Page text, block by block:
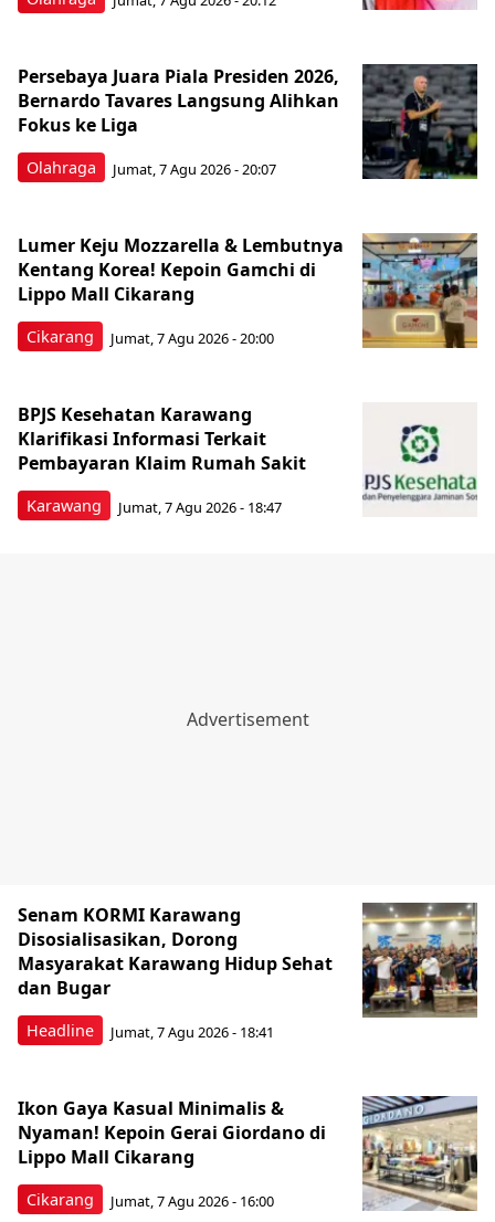
Olahraga
Persebaya Juara Piala Presiden 2026,
Bernardo Tavares Langsung Alihkan
Fokus ke Liga
Jumat, 7 Agu 2026 - 20:07
Cikarang
Lumer Keju Mozzarella & Lembutnya
Kentang Korea! Kepoin Gamchi di
Lippo Mall Cikarang
Jumat, 7 Agu 2026 - 20:00
Karawang
BPJS Kesehatan Karawang
Klarifikasi Informasi Terkait
Pembayaran Klaim Rumah Sakit
Jumat, 7 Agu 2026 - 18:47
Headline
Senam KORMI Karawang
Disosialisasikan, Dorong
Masyarakat Karawang Hidup Sehat
dan Bugar
Jumat, 7 Agu 2026 - 18:41
Cikarang
Ikon Gaya Kasual Minimalis &
Nyaman! Kepoin Gerai Giordano di
Lippo Mall Cikarang
Jumat, 7 Agu 2026 - 16:00